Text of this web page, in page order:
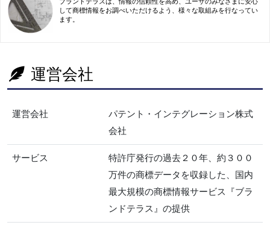
して商標情報をお調べいただけるよう、様々な取組みを行なってい
ます。
運営会社
運営会社
パテント・インテグレーション株式
会社
サービス
特許庁発行の過去２０年、約３００
万件の商標データを収録した、国内
最大規模の商標情報サービス『ブラ
ンドテラス』の提供